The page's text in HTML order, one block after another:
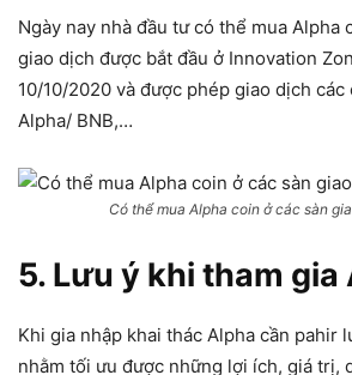
Ngày nay nhà đầu tư có thể mua Alpha
giao dịch được bắt đầu ở Innovation
10/10/2020 và được phép giao dịch các
Alpha/ BNB,…
Có thể mua Alpha coin ở các sàn
5. Lưu ý khi tham gia
Khi gia nhập khai thác Alpha cần pahir
nhằm tối ưu được những lợi ích, giá trị,